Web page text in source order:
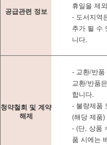
공급관련 정보
휴일을 제
- 도서지역
추가 될 수
니다.
청약철회 및 계약
해제
- 교환/반
교환/반품
합니다.
- 불량제품
(해당 제품
- (단, 상품
품 시에는